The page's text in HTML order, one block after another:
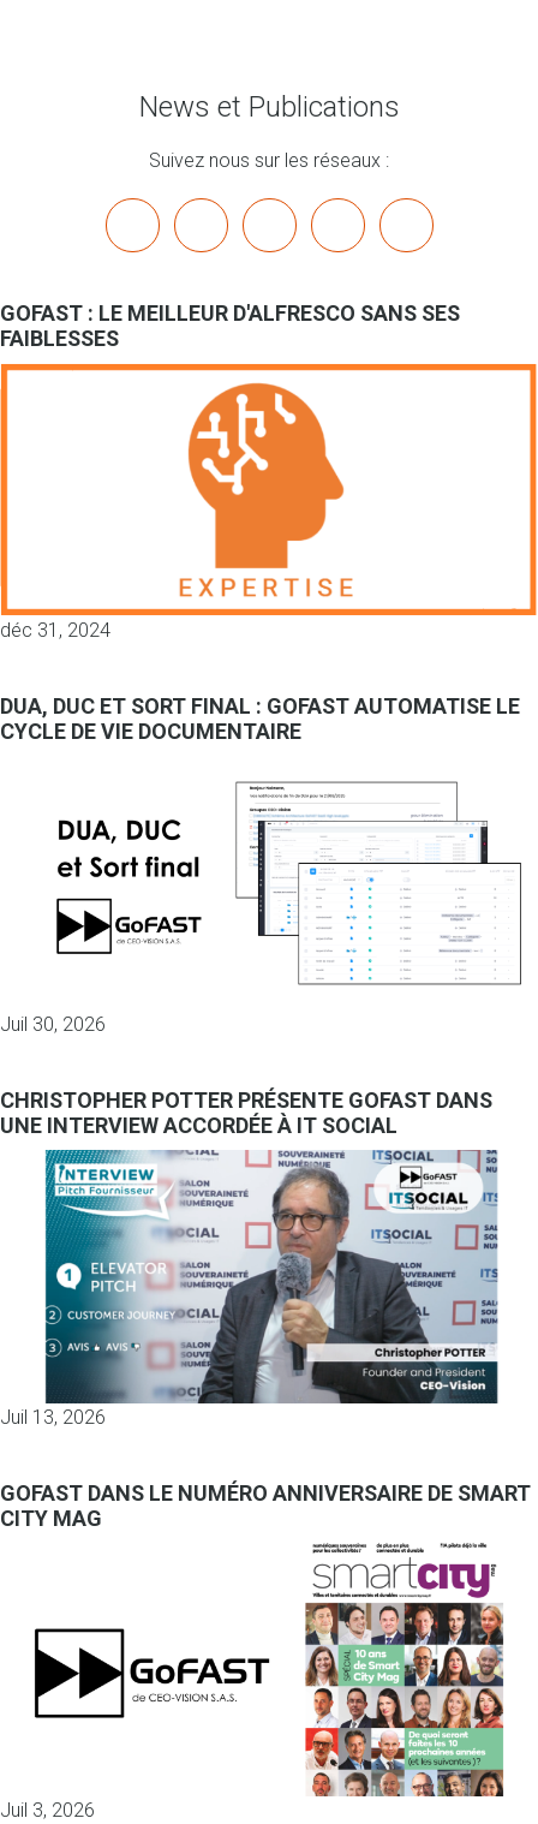
News et Publications
Suivez nous sur les réseaux :
linkedinyoutubebluesky mastodon
GOFAST : LE MEILLEUR D'ALFRESCO SANS SES
FAIBLESSES
déc 31, 2024
DUA, DUC ET SORT FINAL : GOFAST AUTOMATISE LE
CYCLE DE VIE DOCUMENTAIRE
Juil 30, 2026
CHRISTOPHER POTTER PRÉSENTE GOFAST DANS
UNE INTERVIEW ACCORDÉE À IT SOCIAL
Juil 13, 2026
GOFAST DANS LE NUMÉRO ANNIVERSAIRE DE SMART
CITY MAG
Juil 3, 2026